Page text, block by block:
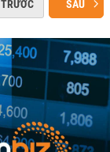
TRƯỚC SAU